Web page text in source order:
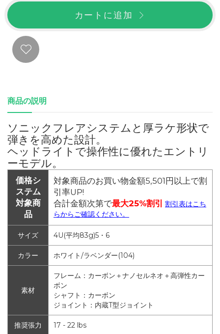
カートに追加
商品の説明
ソニックフレアシステムと厚ラケ形状で
弾きを高めた設計。
ヘッドライトで操作性に優れたエントリ
ーモデル。
価格シ
ステム
対象商
品
対象商品のお買い物金額5,501円以上で割
引率UP!
合計金額次第で最大25%割引
割引表はこち
らからご確認ください。
サイズ 4U(平均83g)5・6
カラー ホワイト/ラベンダー(104)
素材
フレーム：カーボン＋ナノセルネオ＋高弾性カー
ボン
シャフト：カーボン
ジョイント：内蔵T型ジョイント
推奨張力 17 - 22 lbs